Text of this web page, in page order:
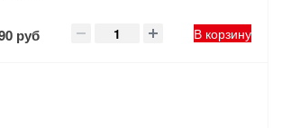
руб В корзину